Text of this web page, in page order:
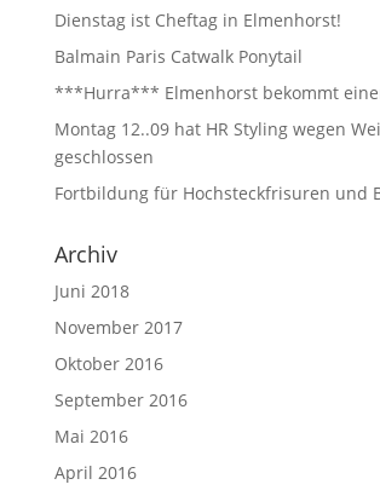
Dienstag ist Cheftag in Elmenhorst!
Balmain Paris Catwalk Ponytail
***Hurra*** Elmenhorst bekommt
Montag 12..09 hat HR Styling wegen
geschlossen
Fortbildung für Hochsteckfrisuren und
Archiv
Juni 2018
November 2017
Oktober 2016
September 2016
Mai 2016
April 2016